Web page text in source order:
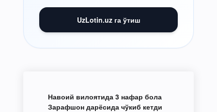
UzLotin.uz га ўтиш
Навоий вилоятида 3 нафар бола
Зарафшон дарёсида чўкиб кетди